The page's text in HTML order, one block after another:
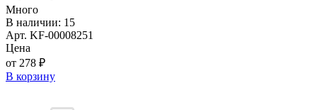
Много
В наличии: 15
Арт. KF-00008251
Цена
от 278 ₽
В корзину